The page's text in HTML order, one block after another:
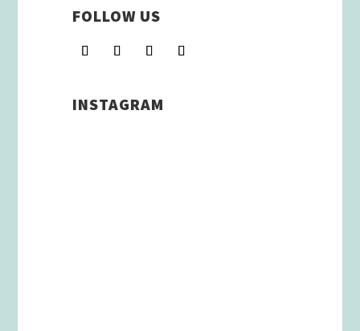
FOLLOW US
INSTAGRAM